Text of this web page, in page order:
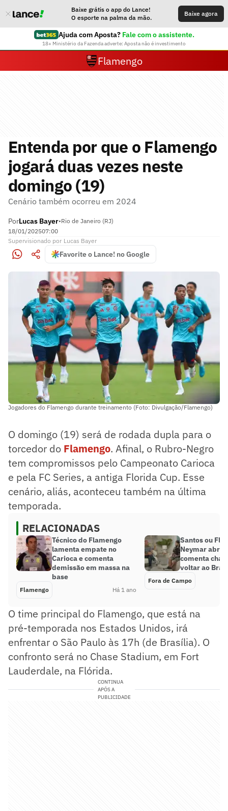
Baixe grátis o app do Lance!
O esporte na palma da mão.
Baixe agora
Ajuda com Aposta? Fale com o assistente.
18+ Ministério da Fazenda adverte: Aposta não é investimento
Flamengo
Entenda por que o Flamengo
jogará duas vezes neste
domingo (19)
Cenário também ocorreu em 2024
PorLucas Bayer•Rio de Janeiro (RJ)
18/01/202507:00
Supervisionado por Lucas Bayer
Favorite o Lance! no Google
Jogadores do Flamengo durante treinamento (Foto: Divulgação/Flamengo)
O domingo (19) será de rodada dupla para o
torcedor do Flamengo. Afinal, o Rubro-Negro
tem compromissos pelo Campeonato Carioca
e pela FC Series, a antiga Florida Cup. Esse
cenário, aliás, aconteceu também na última
temporada.
RELACIONADAS
Técnico do Flamengo
lamenta empate no
Carioca e comenta
demissão em massa na
base
Flamengo Há 1 ano
Santos ou
Neymar abre
comenta
voltar ao
Fora de Campo
O time principal do Flamengo, que está na
pré-temporada nos Estados Unidos, irá
enfrentar o São Paulo às 17h (de Brasília). O
confronto será no Chase Stadium, em Fort
Lauderdale, na Flórida.
CONTINUA
APÓS A
PUBLICIDADE